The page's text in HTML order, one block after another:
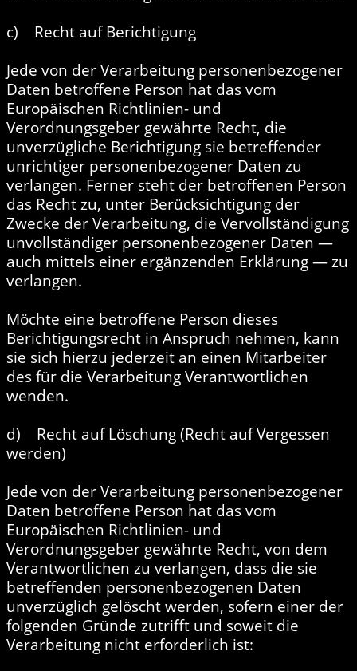
c) Recht auf Berichtigung
Jede von der Verarbeitung personenbezogener
Daten betroffene Person hat das vom
Europäischen Richtlinien- und
Verordnungsgeber gewährte Recht, die
unverzügliche Berichtigung sie betreffender
unrichtiger personenbezogener Daten zu
verlangen. Ferner steht der betroffenen Person
das Recht zu, unter Berücksichtigung der
Zwecke der Verarbeitung, die Vervollständigung
unvollständiger personenbezogener Daten —
auch mittels einer ergänzenden Erklärung — zu
verlangen.
Möchte eine betroffene Person dieses
Berichtigungsrecht in Anspruch nehmen, kann
sie sich hierzu jederzeit an einen Mitarbeiter
des für die Verarbeitung Verantwortlichen
wenden.
d) Recht auf Löschung (Recht auf Vergessen
werden)
Jede von der Verarbeitung personenbezogener
Daten betroffene Person hat das vom
Europäischen Richtlinien- und
Verordnungsgeber gewährte Recht, von dem
Verantwortlichen zu verlangen, dass die sie
betreffenden personenbezogenen Daten
unverzüglich gelöscht werden, sofern einer der
folgenden Gründe zutrifft und soweit die
Verarbeitung nicht erforderlich ist: